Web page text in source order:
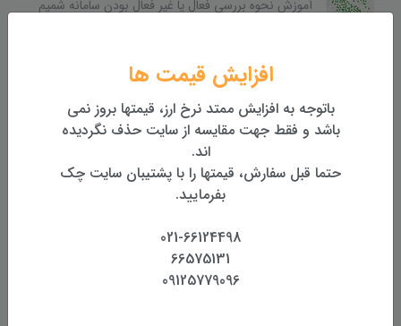
آموزش نحوه بررسی فعال یا غیر فعال بودن سامانه شمیم
جعبه گشایی متر لیزری لایکا Leica D510 پک
معرفی متر لیزری سندوی SNDWAY SW-E60
افزایش قیمت ها
باتوجه به افزایش ممتد نرخ ارز، قیمتها بروز نمی
باشد و فقط جهت مقایسه از سایت حذف نگردیده
اند.
حتما قبل سفارش، قیمتها را با پشتیبان سایت چک
بفرمایید.
021-66124498
66575131
09125779096